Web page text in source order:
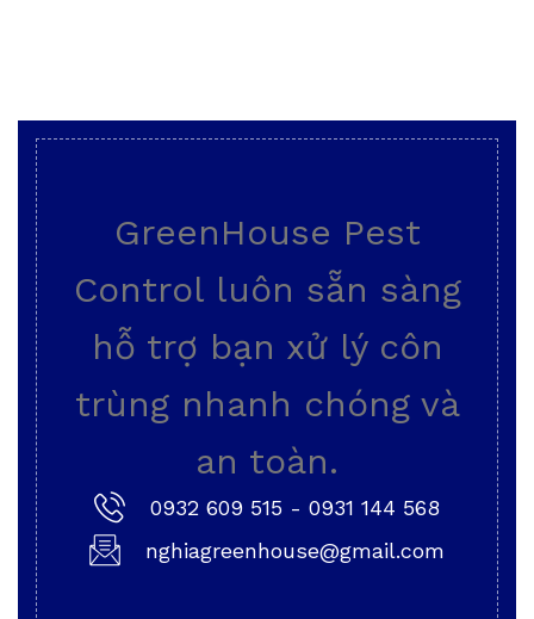
GreenHouse Pest
Control luôn sẵn sàng
hỗ trợ bạn xử lý côn
trùng nhanh chóng và
an toàn.
0932 609 515 - 0931 144 568
nghiagreenhouse@gmail.com